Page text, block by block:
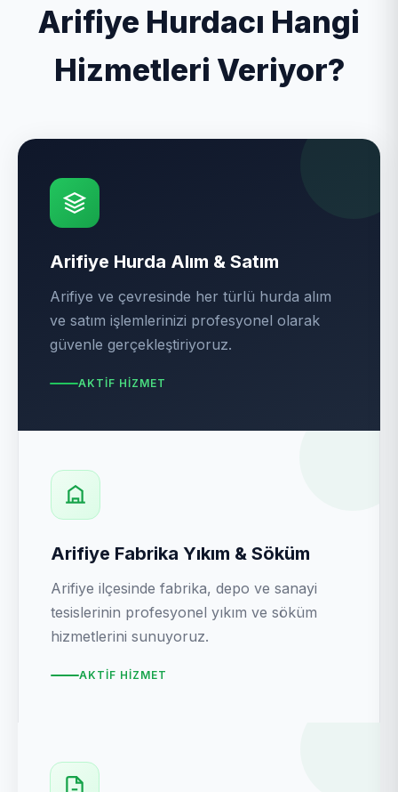
Arifiye Hurdacı Hangi
Hizmetleri Veriyor?
Arifiye Hurda Alım & Satım
Arifiye ve çevresinde her türlü hurda alım
ve satım işlemlerinizi profesyonel olarak
güvenle gerçekleştiriyoruz.
AKTIF HIZMET
Arifiye Fabrika Yıkım & Söküm
Arifiye ilçesinde fabrika, depo ve sanayi
tesislerinin profesyonel yıkım ve söküm
hizmetlerini sunuyoruz.
AKTIF HIZMET